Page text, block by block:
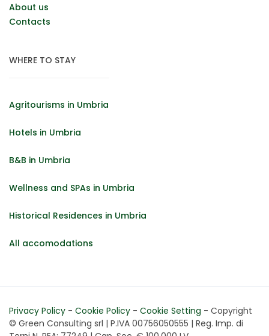
About us
Contacts
WHERE TO STAY
Agritourisms in Umbria
Hotels in Umbria
B&B in Umbria
Wellness and SPAs in Umbria
Historical Residences in Umbria
All accomodations
Privacy Policy - Cookie Policy - Cookie Setting - Copyright
© Green Consulting srl | P.IVA 00756050555 | Reg. Imp. di